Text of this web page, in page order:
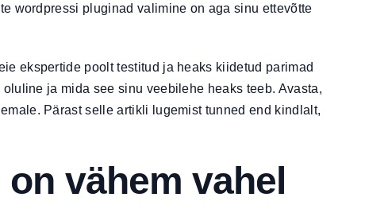
wordpressi pluginad valimine on aga sinu ettevõtte
ekspertide poolt testitud ja heaks kiidetud parimad
ja mida see sinu veebilehe heaks teeb. Avasta,
Pärast selle artikli lugemist tunned end kindlalt,
vähem vahel